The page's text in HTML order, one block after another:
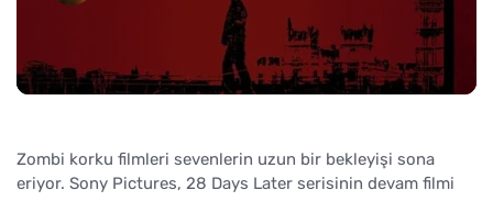
Zombi korku filmleri sevenlerin uzun bir bekleyişi sona
eriyor. Sony Pictures, 28 Days Later serisinin devam filmi